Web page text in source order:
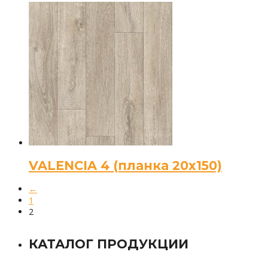
VALENCIA 4 (планка 20х150)
←
1
2
КАТАЛОГ ПРОДУКЦИИ